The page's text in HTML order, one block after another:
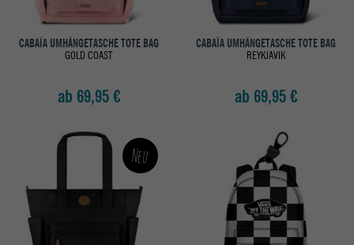
CABAÏA UMHÄNGETASCHE TOTE BAG
GOLD COAST
ab 69,95 €
CABAÏA UMHÄNGETASCHE TOTE BAG
REYKJAVIK
ab 69,95 €
Neu